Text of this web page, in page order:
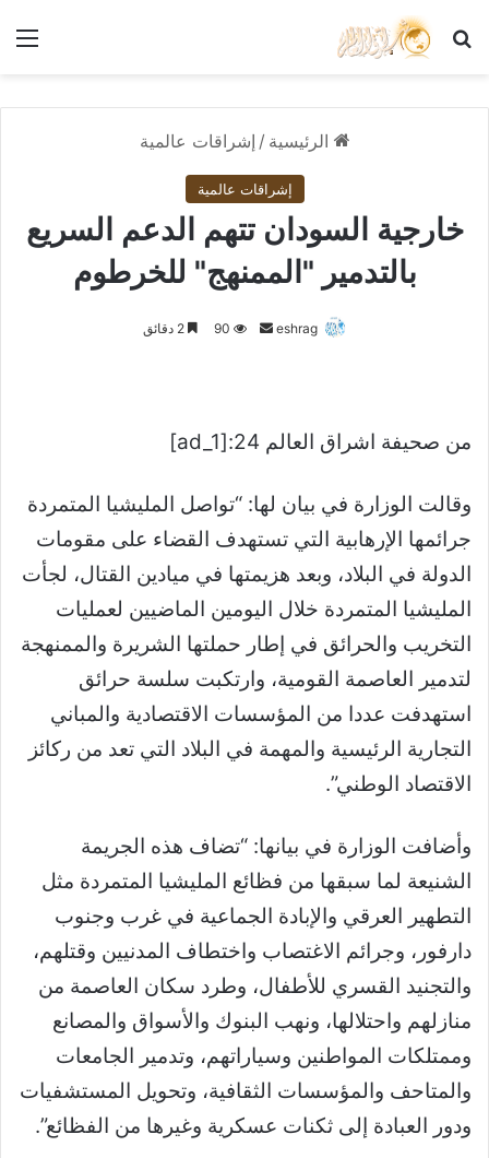
بحث عن
الرئيسية / إشراقات عالمية
إشراقات عالمية
خارجية السودان تتهم الدعم السريع
بالتدمير "الممنهج" للخرطوم
eshrag
أرسل 90
من صحيفة اشراق العالم 24:[ad_1]
وقالت الوزارة في بيان لها: “تواصل المليشيا المتمردة
جرائمها الإرهابية التي تستهدف القضاء على مقومات
الدولة في البلاد، وبعد هزيمتها في ميادين القتال، لجأت
المليشيا المتمردة خلال اليومين الماضيين لعمليات
التخريب والحرائق في إطار حملتها الشريرة والممنهجة
لتدمير العاصمة القومية، وارتكبت سلسة حرائق
استهدفت عددا من المؤسسات الاقتصادية والمباني
التجارية الرئيسية والمهمة في البلاد التي تعد من ركائز
الاقتصاد الوطني”.
وأضافت الوزارة في بيانها: “تضاف هذه الجريمة
الشنيعة لما سبقها من فظائع المليشيا المتمردة مثل
التطهير العرقي والإبادة الجماعية في غرب وجنوب
دارفور، وجرائم الاغتصاب واختطاف المدنيين وقتلهم،
والتجنيد القسري للأطفال، وطرد سكان العاصمة من
منازلهم واحتلالها، ونهب البنوك والأسواق والمصانع
وممتلكات المواطنين وسياراتهم، وتدمير الجامعات
والمتاحف والمؤسسات الثقافية، وتحويل المستشفيات
ودور العبادة إلى ثكنات عسكرية وغيرها من الفظائع”.